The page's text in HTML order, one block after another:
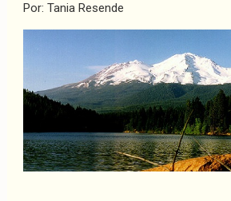
Por: Tania Resende